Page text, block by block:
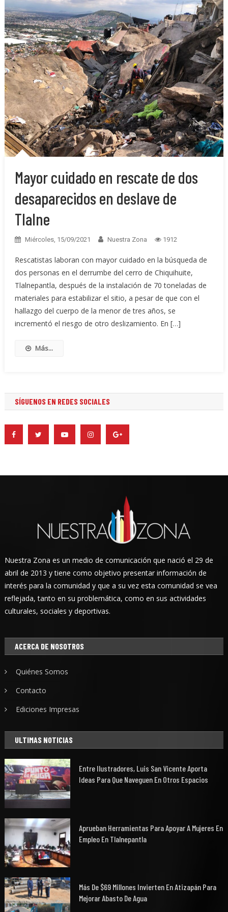
Mayor cuidado en rescate de dos
desaparecidos en deslave de
Tlalne
Miércoles, 15/09/2021 Nuestra Zona 1912
Rescatistas laboran con mayor cuidado en la búsqueda de
dos personas en el derrumbe del cerro de Chiquihuite,
Tlalnepantla, después de la instalación de 70 toneladas de
materiales para estabilizar el sitio, a pesar de que con el
hallazgo del cuerpo de la menor de tres años, se
incrementó el riesgo de otro deslizamiento. En […]
Más...
SÍGUENOS EN REDES SOCIALES
Nuestra Zona es un medio de comunicación que nació el 29 de
abril de 2013 y tiene como objetivo presentar información de
interés para la comunidad y que a su vez esta comunidad se vea
reflejada, tanto en su problemática, como en sus actividades
culturales, sociales y deportivas.
ACERCA DE NOSOTROS
Quiénes Somos
Contacto
Ediciones Impresas
ULTIMAS NOTICIAS
Entre Ilustradores, Luis San Vicente Aporta
Ideas Para Que Naveguen En Otros Espacios
Aprueban Herramientas Para Apoyar A Mujeres En
Empleo En Tlalnepantla
Más De $69 Millones Invierten En Atizapán Para
Mejorar Abasto De Agua